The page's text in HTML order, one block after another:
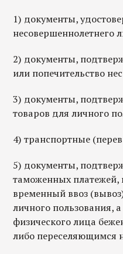
1) документы,
несовершеннолетнего
2) документы,
или попечительство
3) документы,
товаров для личного
4) транспортные
5) документы,
таможенных
временный ввоз
личного пользования,
физического лица
либо переселяющимся